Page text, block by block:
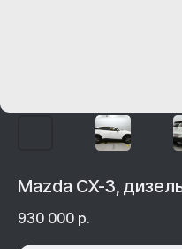
Mazda CX-3,
930 000 р.